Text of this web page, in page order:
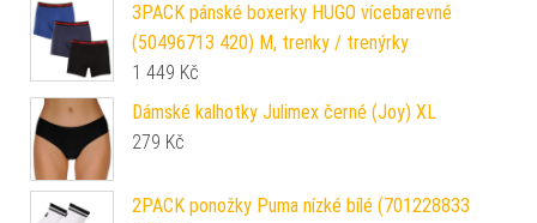
3PACK pánské boxerky HUGO vícebarevné
(50496713 420) M, trenky / trenýrky
1 449 Kč
Dámské kalhotky Julimex černé (Joy) XL
279 Kč
2PACK ponožky Puma nízké bílé (701228833